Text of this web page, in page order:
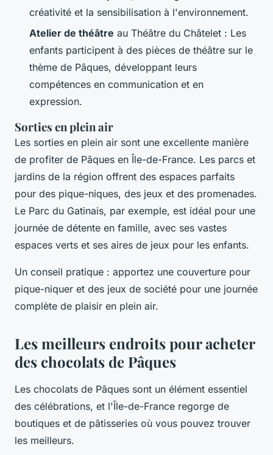
créativité et la sensibilisation à l'environnement.
Atelier de théâtre au Théâtre du Châtelet : Les
enfants participent à des pièces de théâtre sur le
thème de Pâques, développant leurs
compétences en communication et en
expression.
Sorties en plein air
Les sorties en plein air sont une excellente manière
de profiter de Pâques en Île-de-France. Les parcs et
jardins de la région offrent des espaces parfaits
pour des pique-niques, des jeux et des promenades.
Le Parc du Gatinais, par exemple, est idéal pour une
journée de détente en famille, avec ses vastes
espaces verts et ses aires de jeux pour les enfants.
Un conseil pratique : apportez une couverture pour
pique-niquer et des jeux de société pour une journée
complète de plaisir en plein air.
Les meilleurs endroits pour acheter
des chocolats de Pâques
Les chocolats de Pâques sont un élément essentiel
des célébrations, et l'Île-de-France regorge de
boutiques et de pâtisseries où vous pouvez trouver
les meilleurs.